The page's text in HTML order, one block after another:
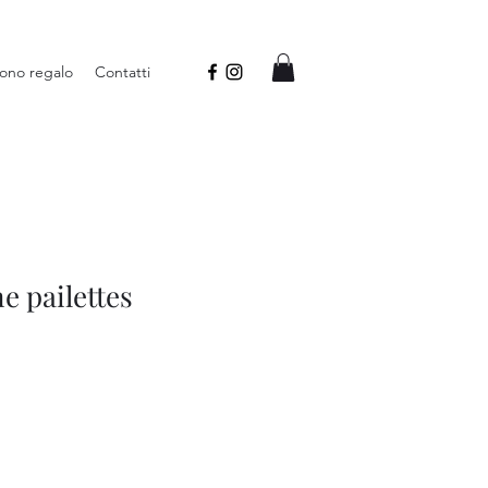
regalo Contatti
pailettes